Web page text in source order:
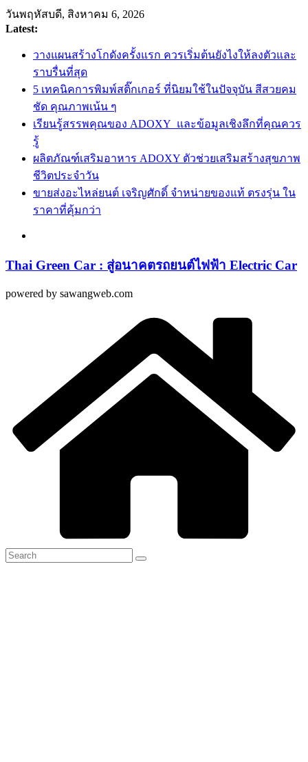
Skip
to
content
วันพฤหัสบดี, สิงหาคม 6, 2026
Latest:
วางแผนสร้างโกดังครั้งแรก ควรเริ่มต้นยังไงให้ลงตัวและ
ราบรื่นที่สุด
5 เทคนิคการพิมพ์สติ๊กเกอร์ ที่นิยมใช้ในปัจจุบัน สีสวยคม
ชัด คุณภาพเน้น ๆ
เรียนรู้สรรพคุณของ ADOXY และข้อมูลเชิงลึกที่คุณควร
รู้
ผลิตภัณฑ์เสริมอาหาร ADOXY ตัวช่วยเสริมสร้างสุขภาพ
ชีวิตประจำวัน
ขายส่งอะไหล่ยนต์ เจริญศักดิ์ จำหน่ายของแท้ ตรงรุ่น ใน
ราคาที่คุ้มกว่า
Thai Green Car : สู่อนาคตรถยนต์ไฟฟ้า Electric Car
powered by sawangweb.com